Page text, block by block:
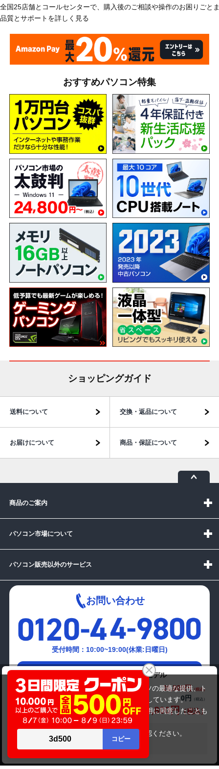
DELL VOSTRO 3800 メモリ8GB×新品SSDモデル
商品価格(税込) 26,800円
オプション小計価格(税込)
0円
商品合計価格(税込)
26,800円
在庫がありません
全国25店舗とコールセンターで、購入後のご相談や操作のお困りごと
品質とサポートを詳しく見る
おすすめパソコン特集
ショッピングガイド
送料について 交換・返品について
お届けについて 商品・保証について
商品のご案内
パソコン市場について
パソコン販売以外のサービス
お問い合わせ
受付時間：10:00~19:00(休業:日曜日)
メールでの
お問い合わせはこちら
当サイトでは利用体験の向上およびコンテンツの最適な提供、ト
ラフィックの分析を目的としてCookieを使用しています。
サイトの閲覧を継続された場合、Cookieの利用に同意したことも
のといたします。
をご確認ください。
承諾する